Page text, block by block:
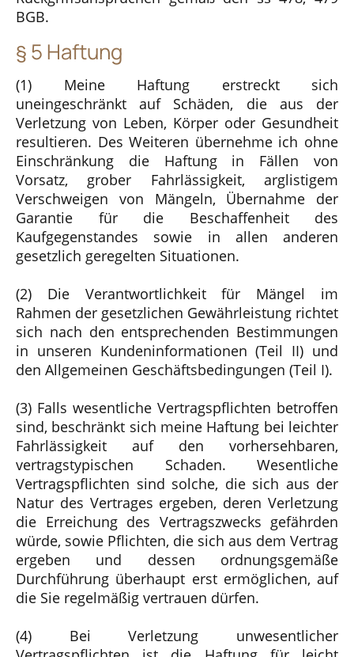
BGB.
§ 5 Haftung
(1) Meine Haftung erstreckt sich
uneingeschränkt auf Schäden, die aus der
Verletzung von Leben, Körper oder Gesundheit
resultieren. Des Weiteren übernehme ich ohne
Einschränkung die Haftung in Fällen von
Vorsatz, grober Fahrlässigkeit, arglistigem
Verschweigen von Mängeln, Übernahme der
Garantie für die Beschaffenheit des
Kaufgegenstandes sowie in allen anderen
gesetzlich geregelten Situationen.
(2) Die Verantwortlichkeit für Mängel im
Rahmen der gesetzlichen Gewährleistung richtet
sich nach den entsprechenden Bestimmungen
in unseren Kundeninformationen (Teil II) und
den Allgemeinen Geschäftsbedingungen (Teil I).
(3) Falls wesentliche Vertragspflichten betroffen
sind, beschränkt sich meine Haftung bei leichter
Fahrlässigkeit auf den vorhersehbaren,
vertragstypischen Schaden. Wesentliche
Vertragspflichten sind solche, die sich aus der
Natur des Vertrages ergeben, deren Verletzung
die Erreichung des Vertragszwecks gefährden
würde, sowie Pflichten, die sich aus dem Vertrag
ergeben und dessen ordnungsgemäße
Durchführung überhaupt erst ermöglichen, auf
die Sie regelmäßig vertrauen dürfen.
(4) Bei Verletzung unwesentlicher